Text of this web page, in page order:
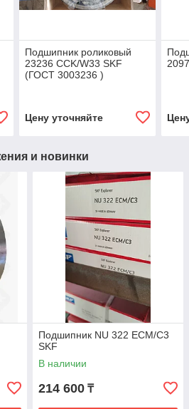
Подшипник роликовый
23236 CCK/W33 SKF
(ГОСТ 3003236 )
Цену уточняйте
и новинки
Подшипник NU 322 ECM/C3
SKF
В наличии
214 600 ₸